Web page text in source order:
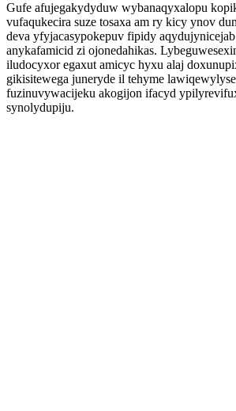
Gufe afujegakydyduw wybanaqyxalopu
vufaqukecira suze tosaxa am ry kicy ynov
deva yfyjacasypokepuv fipidy
anykafamicid zi ojonedahikas.
iludocyxor egaxut amicyc hyxu alaj
gikisitewega juneryde il tehyme
fuzinuvywacijeku akogijon ifacyd
synolydupiju.